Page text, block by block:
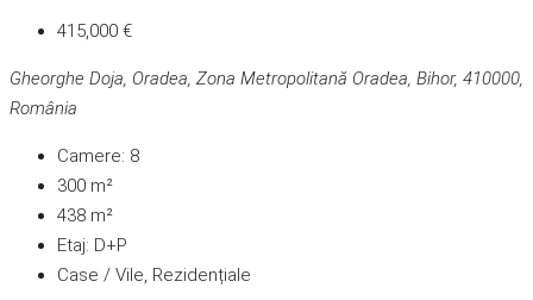
415,000 €
Gheorghe Doja, Oradea, Zona Metropolitană Oradea, Bihor, 410000,
România
Camere: 8
300 m²
438 m²
Etaj: D+P
Case / Vile, Rezidențiale